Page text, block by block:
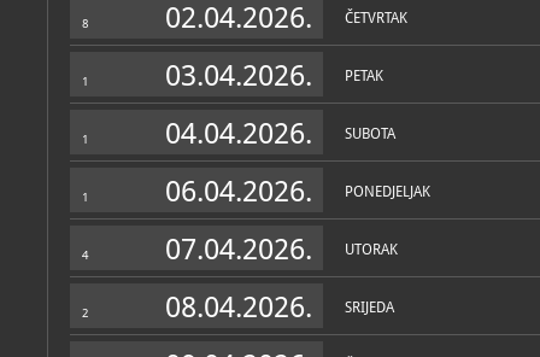
8 02.04.2026. ČETVRTAK
1 03.04.2026. PETAK
1 04.04.2026. SUBOTA
1 06.04.2026. PONEDJELJAK
4 07.04.2026. UTORAK
2 08.04.2026. SRIJEDA
OPĆI PODACI
Muzej
godine u okviru
Osnovan je kao zavičajni